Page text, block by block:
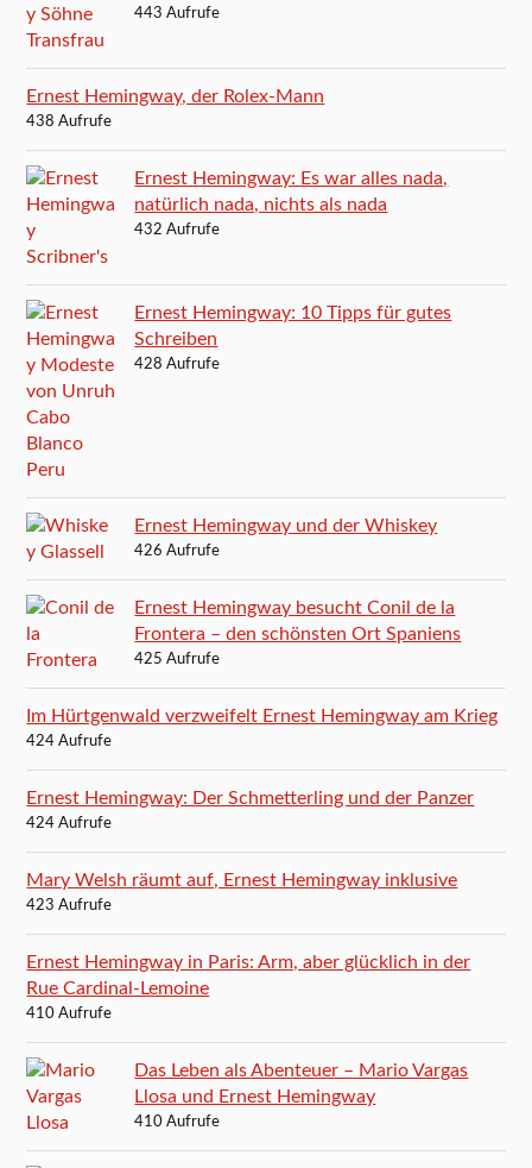
443 Aufrufe
Ernest Hemingway, der Rolex-Mann
438 Aufrufe
Ernest Hemingway: Es war alles nada,
natürlich nada, nichts als nada
432 Aufrufe
Ernest Hemingway: 10 Tipps für gutes
Schreiben
428 Aufrufe
Ernest Hemingway und der Whiskey
426 Aufrufe
Ernest Hemingway besucht Conil de la
Frontera – den schönsten Ort Spaniens
425 Aufrufe
Im Hürtgenwald verzweifelt Ernest Hemingway am Krieg
424 Aufrufe
Ernest Hemingway: Der Schmetterling und der Panzer
424 Aufrufe
Mary Welsh räumt auf, Ernest Hemingway inklusive
423 Aufrufe
Ernest Hemingway in Paris: Arm, aber glücklich in der
Rue Cardinal-Lemoine
410 Aufrufe
Das Leben als Abenteuer – Mario Vargas
Llosa und Ernest Hemingway
410 Aufrufe